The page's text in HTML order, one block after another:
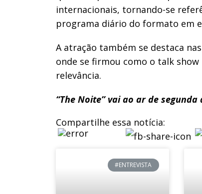
internacionais, tornando-se
programa diário do formato em
A atração também se destaca
onde se firmou como o talk
relevância.
“The Noite” vai ao ar de
Compartilhe essa notícia:
#ENTREVISTA